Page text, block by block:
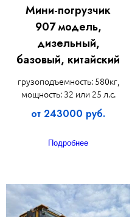
Мини-погрузчик
907 модель,
дизельный,
базовый, китайский
грузоподъемность: 580кг,
мощность: 32 или 25 л.с.
от 243000 руб.
Подробнее